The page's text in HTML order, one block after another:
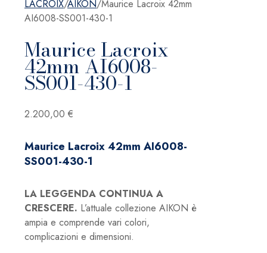
LACROIX/AIKON/Maurice Lacroix 42mm
AI6008-SS001-430-1
Maurice Lacroix
42mm AI6008-
SS001-430-1
2.200,00 €
Maurice Lacroix 42mm AI6008-
SS001-430-1
LA LEGGENDA CONTINUA A
CRESCERE. L’attuale collezione AIKON è
ampia e comprende vari colori,
complicazioni e dimensioni.